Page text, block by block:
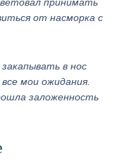
от насморка с
в нос
мои ожидания.
заложенность